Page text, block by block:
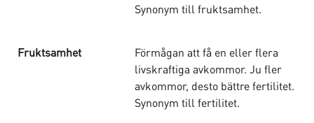
Synonym till fruktsamhet.
Fruktsamhet
Förmågan att få en eller flera
livskraftiga avkommor. Ju fler
avkommor, desto bättre fertilitet.
Synonym till fertilitet.